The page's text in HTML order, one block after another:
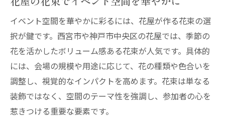
花屋が提案する迅速なフラワーセット活用
法
プリザーブドフラワーで演出する特別な瞬間
花屋で選ぶプリザーブドフラワーの魅力
神戸で手に入るプリザーブドフラワー活用
法
長持ちする花屋のアレンジメント事例
イベント空間を華やかに彩るには、花屋が作る花束の選
択が鍵です。西宮市や神戸市中央区の花屋では、季節の
花を活かしたボリューム感ある花束が人気です。具体的
には、会場の規模や用途に応じて、花の種類や色合いを
調整し、視覚的なインパクトを高めます。花束は単なる
装飾ではなく、空間のテーマ性を強調し、参加者の心を
惹きつける重要な要素です。